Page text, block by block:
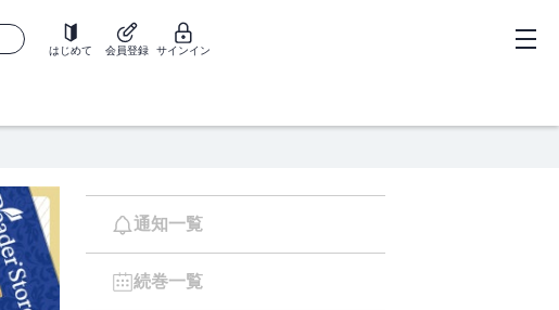
はじめて 会員登録 サインイン
通知一覧
続巻一覧